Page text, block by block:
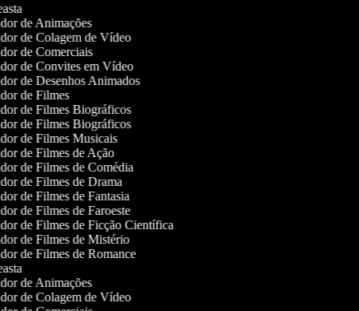
de Animações
de Colagem de Vídeo
de Comerciais
de Convites em Vídeo
de Desenhos Animados
de Filmes
de Filmes Biográficos
de Filmes Biográficos
de Filmes Musicais
de Filmes de Ação
de Filmes de Comédia
de Filmes de Drama
de Filmes de Fantasia
de Filmes de Faroeste
de Filmes de Ficção Científica
de Filmes de Mistério
de Filmes de Romance
de Animações
de Colagem de Vídeo